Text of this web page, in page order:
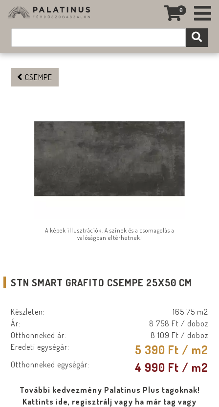
0
CSEMPE
A képek illusztrációk. A színek és a csomagolás a
valóságban eltérhetnek!
STN SMART GRAFITO CSEMPE 25X50 CM
Készleten:
165.75 m2
Ár:
8 758 Ft / doboz
Otthonneked ár:
8 109 Ft / doboz
Eredeti egységár:
5 390 Ft / m2
Otthonneked egységár: 4 990 Ft / m2
További kedvezmény Palatinus Plus tagoknak!
Kattints ide, regisztrálj vagy ha már tag vagy